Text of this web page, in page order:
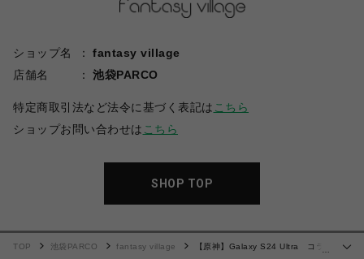
ショップ名
fantasy village
店舗名
池袋PARCO
特定商取引法など法令に基づく表記は こちら
ショップお問い合わせは こちら
SHOP TOP
TOP 池袋PARCO fantasy village
【原神】Galaxy S24 Ultra コラ